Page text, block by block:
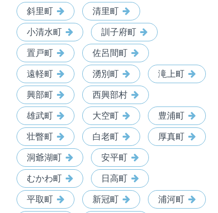
斜里町 清里町
小清水町 訓子府町
置戸町 佐呂間町
遠軽町 湧別町 滝上町
興部町 西興部村
雄武町 大空町 豊浦町
壮瞥町 白老町 厚真町
洞爺湖町 安平町
むかわ町 日高町
平取町 新冠町 浦河町